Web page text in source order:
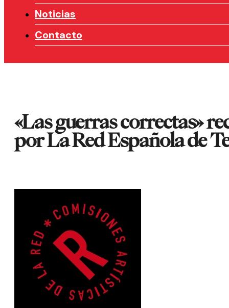
Noticias
Contacto
«Las guerras correctas»
por La Red Española de